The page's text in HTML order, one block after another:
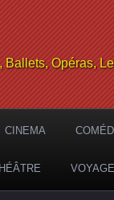
Opéras,
CINEMA